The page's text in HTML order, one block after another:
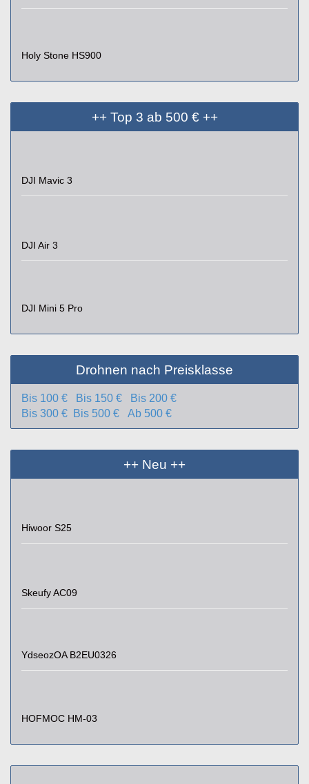
Holy Stone HS900
++ Top 3 ab 500 € ++
DJI Mavic 3
DJI Air 3
DJI Mini 5 Pro
Drohnen nach Preisklasse
Bis 100 € Bis 150 €
Bis 200 €
Bis 300 € Bis 500 € Ab 500 €
++ Neu ++
Hiwoor S25
Skeufy AC09
YdseozOA B2EU0326
HOFMOC HM-03